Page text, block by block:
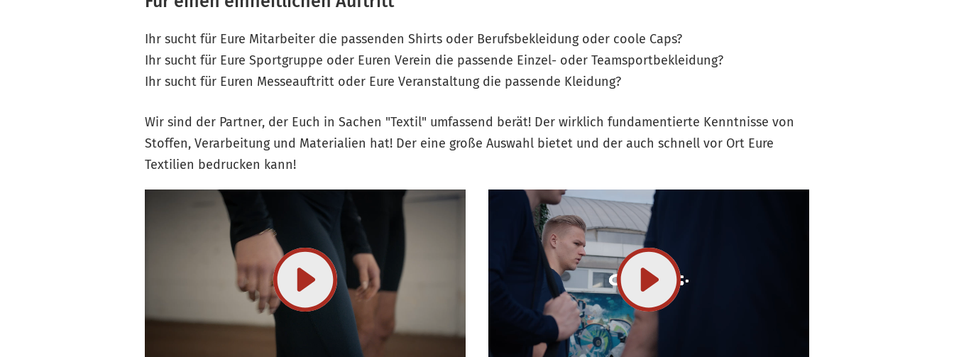
Ihr sucht für Eure Mitarbeiter die passenden Shirts oder Berufsbekleidung oder coole Caps?
Ihr sucht für Eure Sportgruppe oder Euren Verein die passende Einzel- oder Teamsportbekleidung?
Ihr sucht für Euren Messeauftritt oder Eure Veranstaltung die passende Kleidung?
Wir sind der Partner, der Euch in Sachen "Textil" umfassend berät! Der wirklich fundamentierte Kenntnisse von
Stoffen, Verarbeitung und Materialien hat! Der eine große Auswahl bietet und der auch schnell vor Ort Eure
Textilien bedrucken kann!